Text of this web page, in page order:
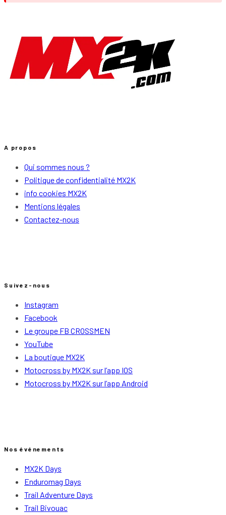
A propos
Qui sommes nous ?
Politique de confidentialité MX2K
info cookies MX2K
Mentions légales
Contactez-nous
Suivez-nous
Instagram
Facebook
Le groupe FB CROSSMEN
YouTube
La boutique MX2K
Motocross by MX2K sur l’app IOS
Motocross by MX2K sur l’app Android
Nos événements
MX2K Days
Enduromag Days
Trail Adventure Days
Trail Bivouac